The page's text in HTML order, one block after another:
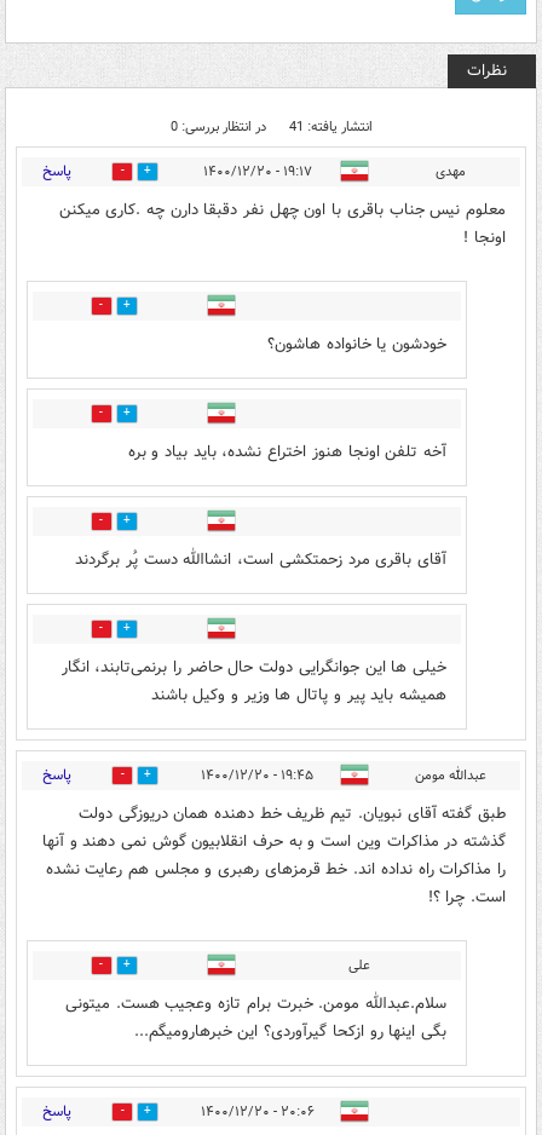
نظرات
انتشار یافته: 41 در انتظار بررسی: 0
مهدی ۱۹:۱۷ - ۱۴۰۰/۱۲/۲۰ 8 پاسخ
معلوم نیس جناب باقری با اون چهل نفر دقبقا دارن چه .کاری میکنن
اونجا !
2
خودشون یا خانواده هاشون؟
2
آخه تلفن اونجا هنوز اختراع نشده، باید بیاد و بره
7
آقای باقری مرد زحمتکشی است، انشاالله دست پُر برگردند
4
خیلی ها این جوانگرایی دولت حال حاضر را برنمی‌تابند، انگار
همیشه باید پیر و پاتال ها وزیر و وکیل باشند
عبدالله مومن ۱۹:۴۵ - ۱۴۰۰/۱۲/۲۰ 9 پاسخ
طبق گفته آقای نبویان. تیم ظریف خط دهنده همان دریوزگی دولت
گذشته در مذاکرات وین است و به حرف انقلابیون گوش نمی دهند و آنها
را مذاکرات راه نداده اند. خط قرمزهای رهبری و مجلس هم رعایت نشده
است. چرا ؟!
علی 2
سلام.عبدالله مومن. خبرت برام تازه وعجیب هست. میتونی
بگی اینها رو ازکحا گیرآوردی؟ این خبرهارومیگم...
۲۰:۰۶ - ۱۴۰۰/۱۲/۲۰ 9 پاسخ